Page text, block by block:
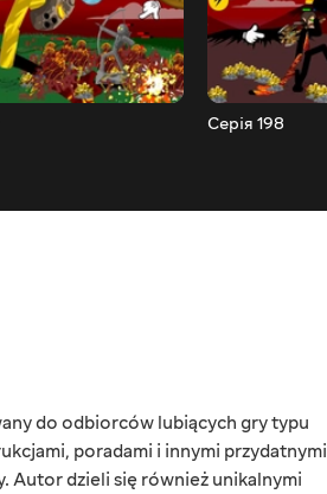
Серія 198
do odbiorców lubiących gry typu
poradami i innymi przydatnymi
Autor dzieli się również unikalnymi